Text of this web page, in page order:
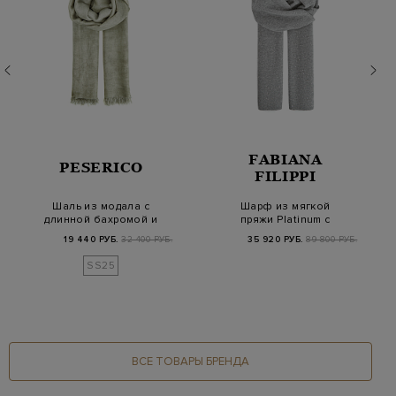
PESERICO
Шаль из модала с
длинной бахромой и
серебристой нитью…
19 440 РУБ. 32 400 РУБ.
SS25
FABIANA
FILIPPI
Шарф из мягкой
пряжи Platinum с
мерцающими
пайетками
35 920 РУБ. 89 800 РУБ.
ВСЕ ТОВАРЫ БРЕНДА